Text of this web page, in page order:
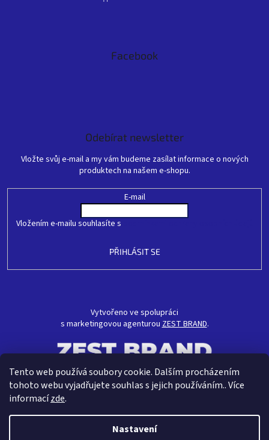
Tento web používá soubory cookie. Dalším procházením
tohoto webu vyjadřujete souhlas s jejich používáním.. Více
informacízde.
Nastavení
Facebook
Odebírat newsletter
Vložte svůj e-mail a my vám budeme zasílat informace o nových
produktech na našem e-shopu.
E-mail
Vložením e-mailu souhlasíte s
PŘIHLÁSIT SE
Vytvořeno ve spolupráci
s marketingovou agenturou ZEST BRAND.
Vytvořil Shoptet